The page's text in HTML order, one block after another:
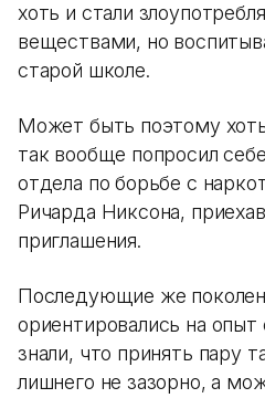
хоть и стали
веществами, но
старой школе.
Может быть поэтому
так вообще попросил
отдела по борьбе с
Ричарда Никсона,
приглашения.
Последующие же
ориентировались на
знали, что принять пару
лишнего не зазорно, а